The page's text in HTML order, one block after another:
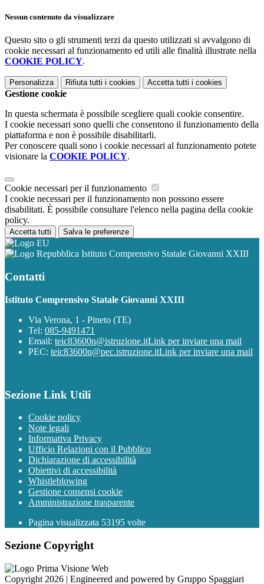
Nessun contenuto da visualizzare
Questo sito o gli strumenti terzi da questo utilizzati si avvalgono di
cookie necessari al funzionamento ed utili alle finalità illustrate nella
COOKIE POLICY.
Personalizza Rifiuta tutti i cookies Accetta tutti i cookies
Gestione cookie
In questa schermata è possibile scegliere quali cookie consentire.
I cookie necessari sono quelli che consentono il funzionamento della
piattaforma e non è possibile disabilitarli.
Per conoscere quali sono i cookie necessari al funzionamento potete
visionare la COOKIE POLICY.
Cookie necessari per il funzionamento
I cookie necessari per il funzionamento non possono essere
disabilitati. È possibile consultare l'elenco nella pagina della cookie
policy.
Accetta tutti Salva le preferenze
Istituto Comprensivo Statale Giovanni XXIII
Contatti
Istituto Comprensivo Statale Giovanni XXIII
Via Verona, 1 - Pineto (TE)
Tel: 085-9491471
Email: teic83600n@istruzione.itLink per inviare una mail
PEC: teic83600n@pec.istruzione.itLink per inviare una mail
Sezione Link Utili
Cookie policy
Note legali
Informativa Privacy
Ufficio Relazioni con il Pubblico
Dichiarazione di accessibilità
Obiettivi di accessibilità
Whistleblowing
Gestione consensi cookie
Amministrazione trasparente
Pagina visualizzata 53195 volte
Sezione Copyright
Copyright 2026 | Engineered and powered by Gruppo Spaggiari